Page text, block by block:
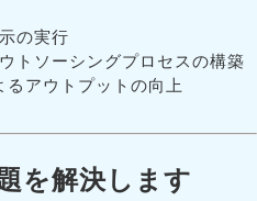
の実行
トソーシングプロセスの構築
るアウトプットの向上
を解決します